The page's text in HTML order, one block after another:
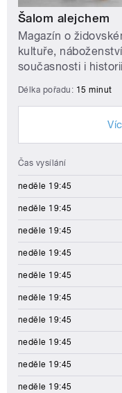
Šalom alejchem
Magazín o
kultuře,
současnosti i
Délka pořadu: 15 minut
Čas vysílání
neděle 19:45
neděle 19:45
neděle 19:45
neděle 19:45
neděle 19:45
neděle 19:45
neděle 19:45
neděle 19:45
neděle 19:45
neděle 19:45